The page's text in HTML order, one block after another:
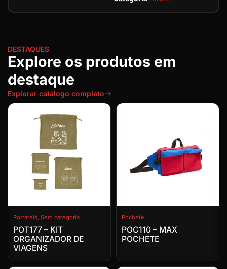
DESTAQUES
Explore os produtos em
destaque
Explorar catálogo completo
Portáteis, Sem categoria
POT177 – KIT
ORGANIZADOR DE
VIAGENS
Pochete
POC110 – MAX
POCHETE